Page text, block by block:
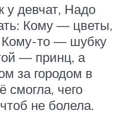
у девчат, Надо
Кому — цветы,
то — шубку
— принц, а
за городом в
смогла, чего
не болела.